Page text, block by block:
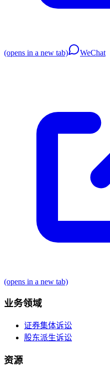
(opens in a new tab) WeChat
(opens in a new tab)
业务领域
证券集体诉讼
股东派生诉讼
资源